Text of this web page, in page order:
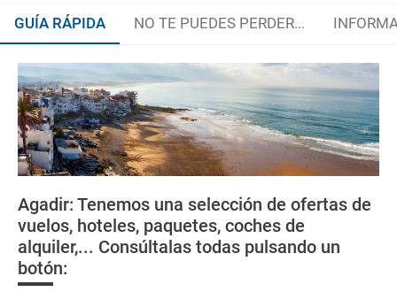
GUÍA RÁPIDA NO TE PUEDES PERDER...
Agadir: Tenemos una selección de ofertas de
vuelos, hoteles, paquetes, coches de
alquiler,... Consúltalas todas pulsando un
botón:
Tánger Casablanca Rabat
Gastronomía marroquí
¿Cuándo ir?
Documentación y aduanas
¿Cómo llegar?
Salud y seguridad
¿Dónde Alojarse?
La documentación de tu reserva te será enviada por mail en el
momento que el pago de la reserva esté realizado completamente.
Respecto a las tarjetas de embarque, casi todas las compañías aéreas
tienen ya todos sus billetes electrónicos por lo que podrás obtenerlas
in por su web.
Eso sí, deberás estar atento si viajas con una compañía low cost, debido
a que muchas de ellas exigen la presentación de la tarjeta de embarque
(que deberás realizar a través de su web) para que no te carguen un
suplemento extra en el mismo aeropuerto.